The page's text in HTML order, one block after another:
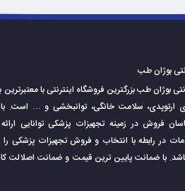
بوژان طب
بوژان طب بزرگترین فروشگاه اینترنتی با
ارتوپدی، سلامت خانگی، توانبخشی و … است.
فروش در زمینه تجهیزات پزشکی توانایی
در رابطه با انتخاب و فروش تجهیزات پزشکی را
با ضمانت پایین ترین قیمت و ضمانت اصلالت